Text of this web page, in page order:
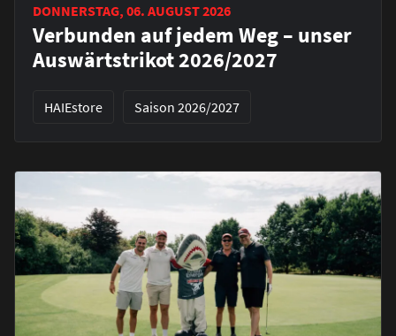
DONNERSTAG, 06. AUGUST 2026
Verbunden auf jedem Weg – unser
Auswärtstrikot 2026/2027
HAIEstore Saison 2026/2027